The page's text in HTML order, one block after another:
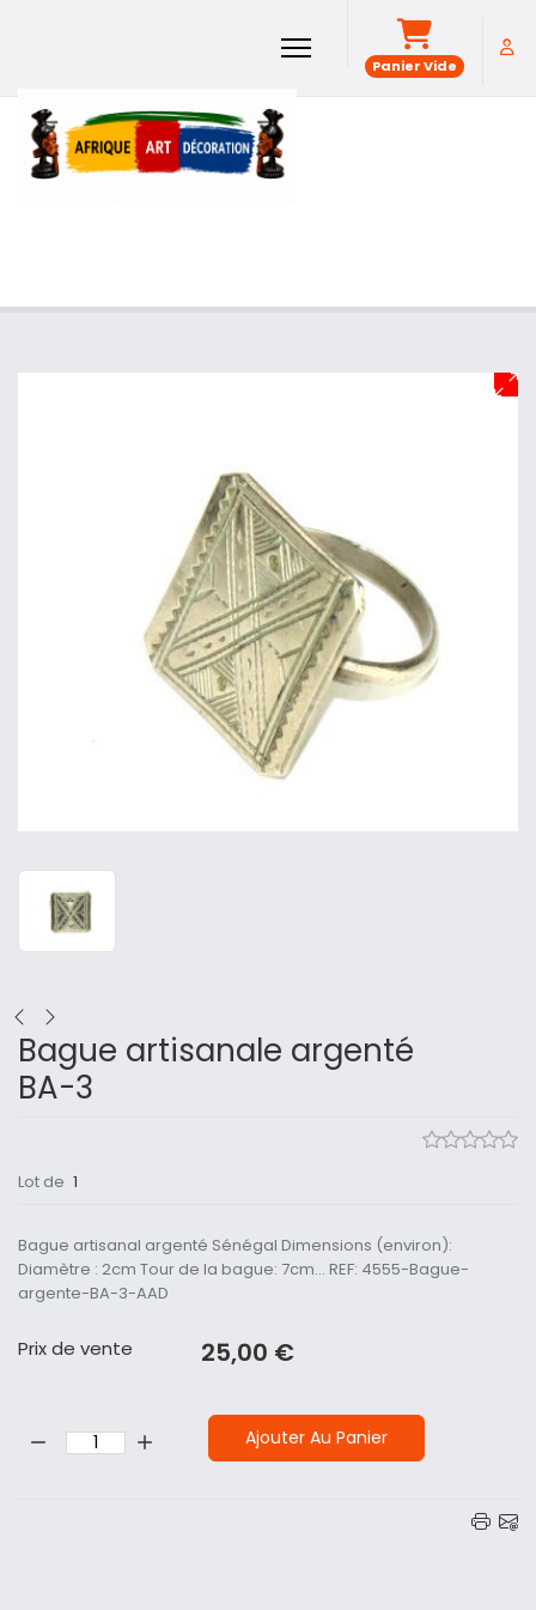
Panier Vide
Bague artisanale argenté
BA-3
Lot de 1
Bague artisanal argenté Sénégal Dimensions (environ):
Diamètre : 2cm Tour de la bague: 7cm... REF: 4555-Bague-
argente-BA-3-AAD
Prix ​​de vente 25,00 €
Ajouter Au Panier